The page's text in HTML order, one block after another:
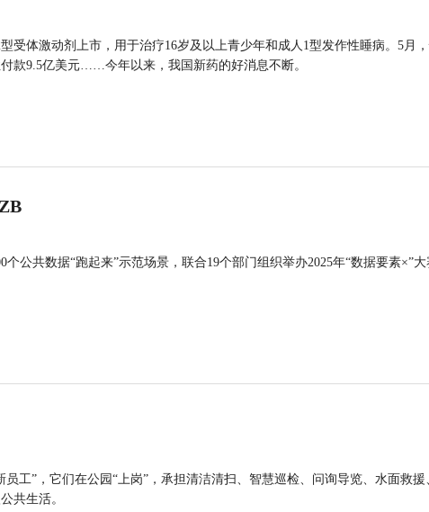
受体激动剂上市，用于治疗16岁及以上青少年和成人1型发作性睡病。5月
款9.5亿美元……今年以来，我国新药的好消息不断。
公共数据“跑起来”示范场景，联合19个部门组织举办2025年“数据要素×”大
工”，它们在公园“上岗”，承担清洁清扫、智慧巡检、问询导览、水面救援
共生活。